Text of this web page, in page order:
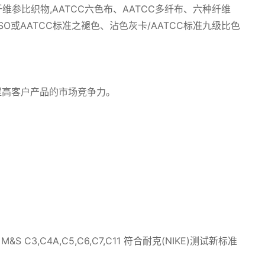
参比织物,AATCC六色布、AATCC多纤布、六种纤维
或AATCC标准之褪色、沾色灰卡/AATCC标准九级比色
客户产品的市场竞争力。
C3,C4A,C5,C6,C7,C11 符合耐克(NIKE)测试新标准